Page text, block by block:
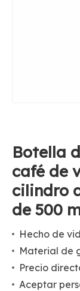
Botella
café de
cilindro
de 500
Hecho de
Material de
Precio
Aceptar